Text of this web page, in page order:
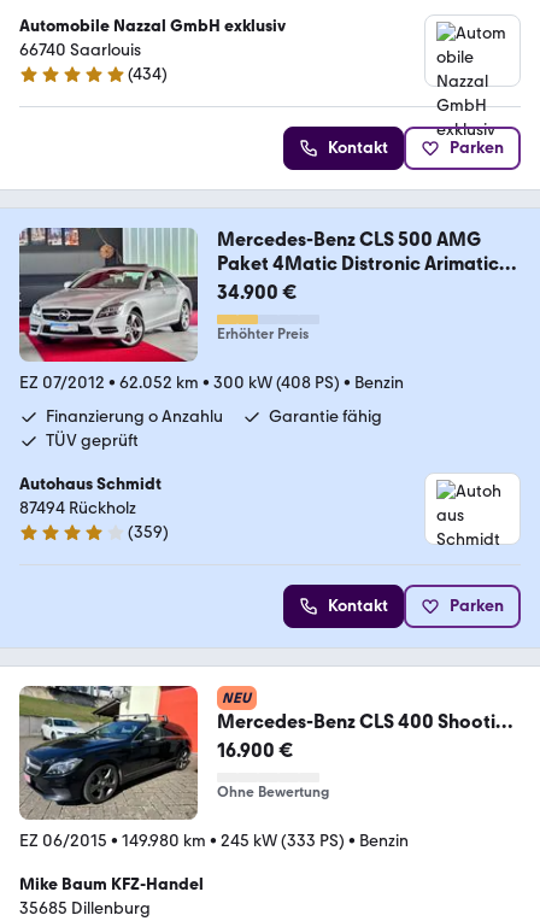
Automobile Nazzal GmbH exklusiv
66740 Saarlouis
4.8 Sterne
(434)
Kontakt Parken
Mercedes-Benz CLS 500 AMG
Paket 4Matic Distronic Arimatic
ILS
34.900 €
Erhöhter Preis
EZ 07/2012 • 62.052 km • 300 kW (408 PS) • Benzin
Finanzierung o Anzahlu
Garantie fähig
TÜV geprüft
Autohaus Schmidt
87494 Rückholz
4 Sterne
(359)
Kontakt Parken
NEU
Mercedes-Benz CLS 400 Shooting
Brake4matic Standhz. Leder Navi
16.900 €
Ohne Bewertung
EZ 06/2015 • 149.980 km • 245 kW (333 PS) • Benzin
Mike Baum KFZ-Handel
35685 Dillenburg